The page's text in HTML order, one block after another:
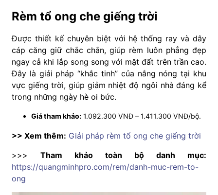
Rèm tổ ong che giếng trời
Được thiết kế chuyên biệt với hệ thống ray và dây
cáp căng giữ chắc chắn, giúp rèm luôn phẳng đẹp
ngay cả khi lắp song song với mặt đất trên trần cao.
Đây là giải pháp “khắc tinh” của nắng nóng tại khu
vực giếng trời, giúp giảm nhiệt độ ngôi nhà đáng kể
trong những ngày hè oi bức.
Giá tham khảo: 1.092.300 VNĐ – 1.411.300 VNĐ/bộ.
>> Xem thêm: Giải pháp rèm tổ ong che giếng trời
>>> Tham khảo toàn bộ danh mục:
https://quangminhpro.com/rem/danh-muc-rem-to-
ong